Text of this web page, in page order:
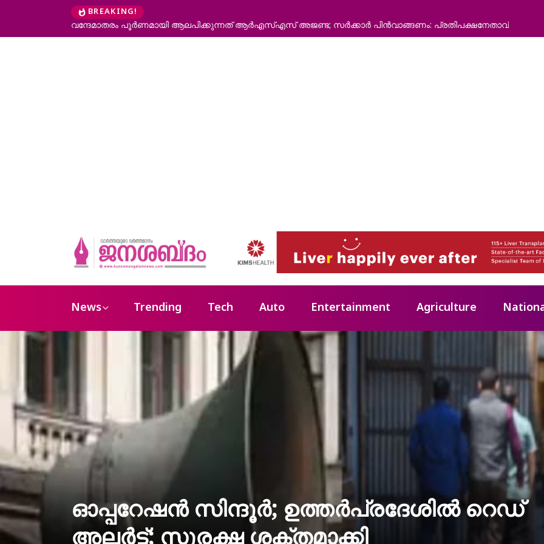
BREAKING!
ബെംഗളൂരു കെഎസ്ആർടിസി അപകടം; വകുപ്പുതല അന്വേഷണം ആരംഭിച്ച് ഡിടിഒ
News Trending Tech Auto Entertainment Agriculture
ഓപ്പറേഷന്‍ സിന്ദൂര്‍; ഉത്തര്‍പ്രദേശില്‍ റെഡ്
അലര്‍ട്ട്; സുരക്ഷ ശക്തമാക്കി